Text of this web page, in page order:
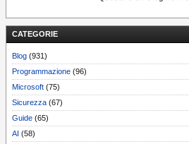
CATEGORIE
Blog (931)
Programmazione (96)
Microsoft (75)
Sicurezza (67)
Guide (65)
AI (58)